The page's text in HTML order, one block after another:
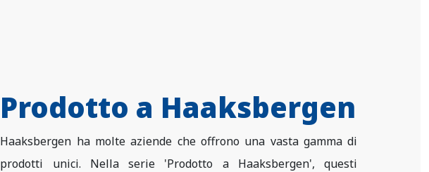
Prodotto a Haaksbergen
Haaksbergen ha molte aziende che offrono una vasta gamma di
prodotti unici. Nella serie 'Prodotto a Haaksbergen', questi